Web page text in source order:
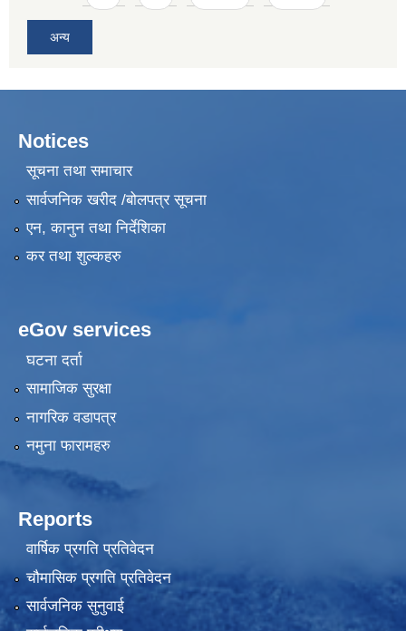
अन्य
Notices
सूचना तथा समाचार
सार्वजनिक खरीद /बोलपत्र सूचना
एन, कानुन तथा निर्देशिका
कर तथा शुल्कहरु
eGov services
घटना दर्ता
सामाजिक सुरक्षा
नागरिक वडापत्र
नमुना फारामहरु
Reports
वार्षिक प्रगति प्रतिवेदन
चौमासिक प्रगति प्रतिवेदन
सार्वजनिक सुनुवाई